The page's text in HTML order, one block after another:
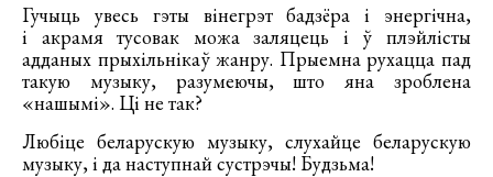
Гучыць увесь гэты вінегрэт бадзёра і энергічна,
і акрамя тусовак можа заляцець і ў плэйлісты
адданых прыхільнікаў жанру. Прыемна рухацца пад
такую музыку, разумеючы, што яна зроблена
«нашымі». Ці не так?
Любіце беларускую музыку, слухайце беларускую
музыку, і да наступнай сустрэчы! Будзьма!